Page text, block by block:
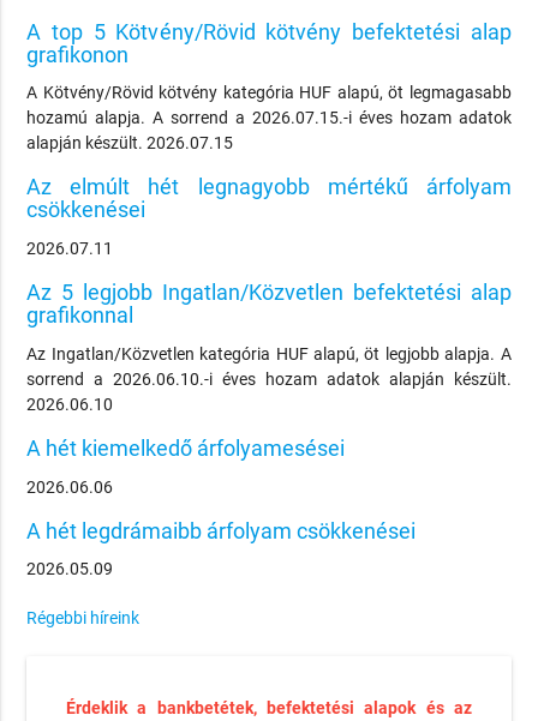
A top 5 Kötvény/Rövid kötvény befektetési alap
grafikonon
A Kötvény/Rövid kötvény kategória HUF alapú, öt legmagasabb
hozamú alapja. A sorrend a 2026.07.15.-i éves hozam adatok
alapján készült. 2026.07.15
Az elmúlt hét legnagyobb mértékű árfolyam
csökkenései
2026.07.11
Az 5 legjobb Ingatlan/Közvetlen befektetési alap
grafikonnal
Az Ingatlan/Közvetlen kategória HUF alapú, öt legjobb alapja. A
sorrend a 2026.06.10.-i éves hozam adatok alapján készült.
2026.06.10
A hét kiemelkedő árfolyamesései
2026.06.06
A hét legdrámaibb árfolyam csökkenései
2026.05.09
Régebbi híreink
Érdeklik a bankbetétek, befektetési alapok és az